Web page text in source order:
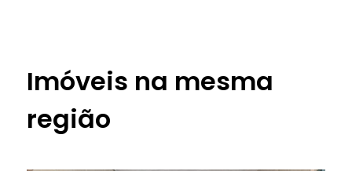
Imóveis na mesma
região